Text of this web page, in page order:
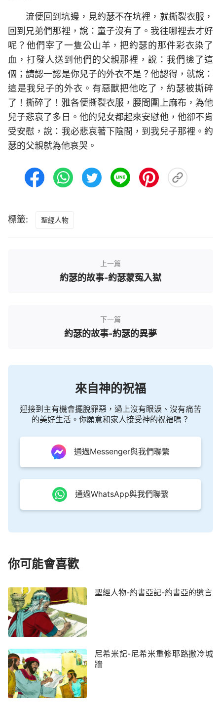
流便回到坑邊，見約瑟不在坑裡，就撕裂衣服，
回到兄弟們那裡，說：童子沒有了。我往哪裡去才好
呢？他們宰了一隻公山羊，把約瑟的那件彩衣染了
血，打發人送到他們的父親那裡，說：我們撿了這
個；請認一認是你兒子的外衣不是？他認得，就說：
這是我兒子的外衣。有惡獸把他吃了，約瑟被撕碎
了！撕碎了！雅各便撕裂衣服，腰間圍上麻布，為他
兒子悲哀了多日。他的兒女都起來安慰他，他卻不肯
受安慰，說：我必悲哀著下陰間，到我兒子那裡。約
瑟的父親就為他哀哭。
標籤: 聖經人物
上一篇
約瑟的故事-約瑟蒙冤入獄
下一篇
約瑟的故事-約瑟的異夢
來自神的祝福
迎接到主有機會擺脫罪惡，過上沒有眼淚、沒有痛苦
的美好生活。你願意和家人接受神的祝福嗎？
通過Messenger與我們聯繫
通過WhatsApp與我們聯繫
你可能會喜歡
聖經人物-約書亞記-約書亞的遺言
尼希米記-尼希米重修耶路撒冷城
牆